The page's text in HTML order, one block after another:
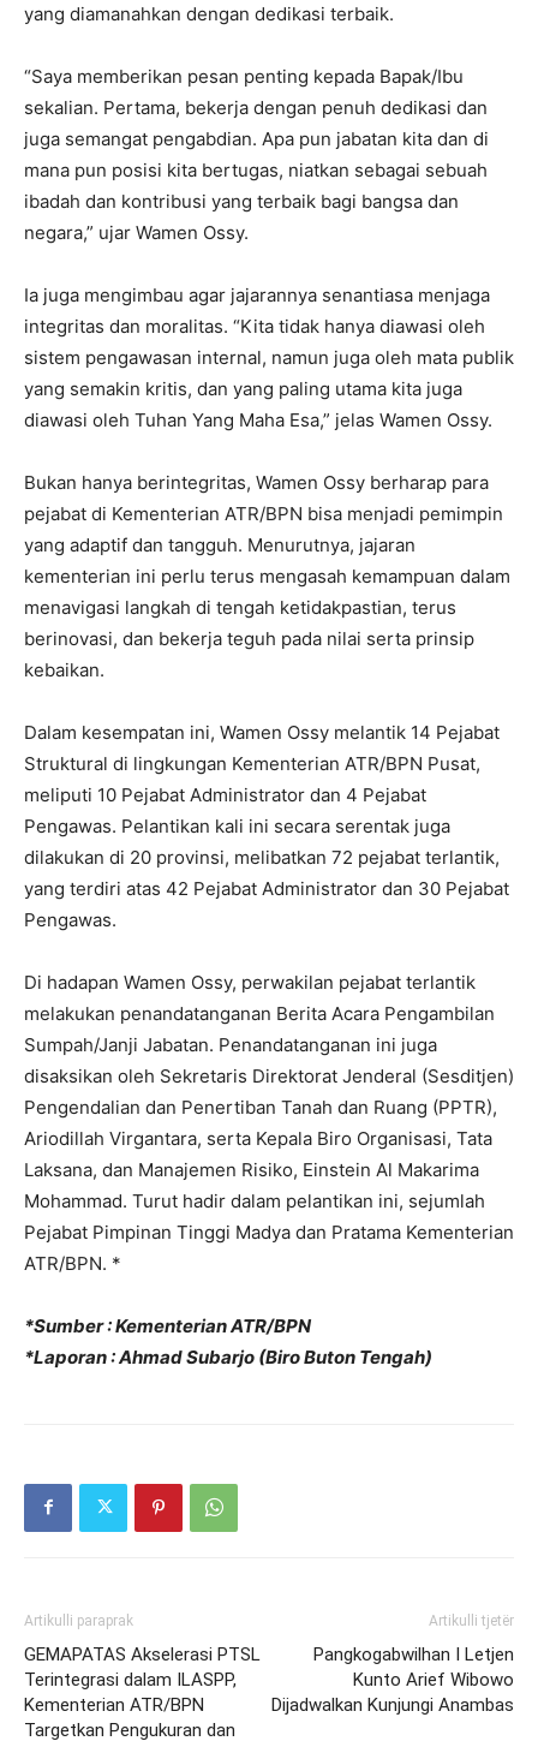
yang diamanahkan dengan dedikasi terbaik.
“Saya memberikan pesan penting kepada Bapak/Ibu
sekalian. Pertama, bekerja dengan penuh dedikasi dan
juga semangat pengabdian. Apa pun jabatan kita dan di
mana pun posisi kita bertugas, niatkan sebagai sebuah
ibadah dan kontribusi yang terbaik bagi bangsa dan
negara,” ujar Wamen Ossy.
Ia juga mengimbau agar jajarannya senantiasa menjaga
integritas dan moralitas. “Kita tidak hanya diawasi oleh
sistem pengawasan internal, namun juga oleh mata publik
yang semakin kritis, dan yang paling utama kita juga
diawasi oleh Tuhan Yang Maha Esa,” jelas Wamen Ossy.
Bukan hanya berintegritas, Wamen Ossy berharap para
pejabat di Kementerian ATR/BPN bisa menjadi pemimpin
yang adaptif dan tangguh. Menurutnya, jajaran
kementerian ini perlu terus mengasah kemampuan dalam
menavigasi langkah di tengah ketidakpastian, terus
berinovasi, dan bekerja teguh pada nilai serta prinsip
kebaikan.
Dalam kesempatan ini, Wamen Ossy melantik 14 Pejabat
Struktural di lingkungan Kementerian ATR/BPN Pusat,
meliputi 10 Pejabat Administrator dan 4 Pejabat
Pengawas. Pelantikan kali ini secara serentak juga
dilakukan di 20 provinsi, melibatkan 72 pejabat terlantik,
yang terdiri atas 42 Pejabat Administrator dan 30 Pejabat
Pengawas.
Di hadapan Wamen Ossy, perwakilan pejabat terlantik
melakukan penandatanganan Berita Acara Pengambilan
Sumpah/Janji Jabatan. Penandatanganan ini juga
disaksikan oleh Sekretaris Direktorat Jenderal (Sesditjen)
Pengendalian dan Penertiban Tanah dan Ruang (PPTR),
Ariodillah Virgantara, serta Kepala Biro Organisasi, Tata
Laksana, dan Manajemen Risiko, Einstein Al Makarima
Mohammad. Turut hadir dalam pelantikan ini, sejumlah
Pejabat Pimpinan Tinggi Madya dan Pratama Kementerian
ATR/BPN. *
*Sumber : Kementerian ATR/BPN
*Laporan : Ahmad Subarjo (Biro Buton Tengah)
Artikulli paraprak
GEMAPATAS Akselerasi PTSL
Terintegrasi dalam ILASPP,
Kementerian ATR/BPN
Targetkan Pengukuran dan
Artikulli tjetër
Pangkogabwilhan I Letjen
Kunto Arief Wibowo
Dijadwalkan Kunjungi Anambas